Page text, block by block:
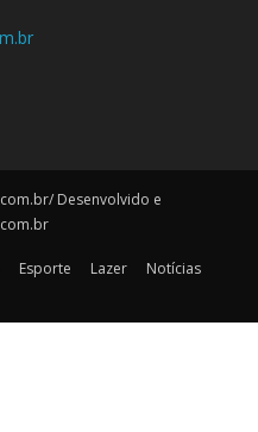
Desenvolvido e
Esporte Lazer
Notícias